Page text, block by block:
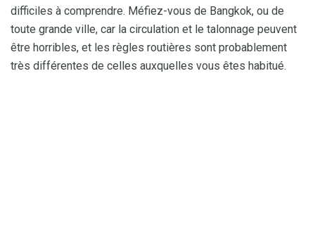
difficiles à comprendre. Méfiez-vous de Bangkok, ou de
toute grande ville, car la circulation et le talonnage peuvent
être horribles, et les règles routières sont probablement
très différentes de celles auxquelles vous êtes habitué.